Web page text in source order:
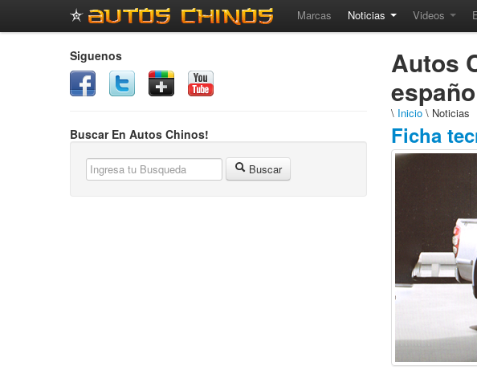
Marcas Noticias Videos
Siguenos
Buscar En Autos Chinos!
Buscar
Autos
\ Inicio \ Noticias
Ficha